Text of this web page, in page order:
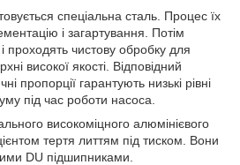
спеціальна сталь. Процес їх
і загартування. Потім
проходять чистову обробку для
високої якості. Відповідний
пропорції гарантують низькі рівні
під час роботи насоса.
високоміцного алюмінієвого
тертя литтям під тиском. Вони
DU підшипниками.